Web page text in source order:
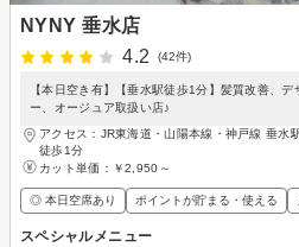
NYNY 垂水店
4.2
(42件)
【本日空き有】【垂水駅徒歩1分】髪質改善、
ー、オージュア取扱い店♪
アクセス：JR東海道・山陽本線・神戸線 垂水
徒歩1分
カット単価： ￥2,950～
◎ 本日空席あり ポイントが貯まる・使える
スペシャルメニュー